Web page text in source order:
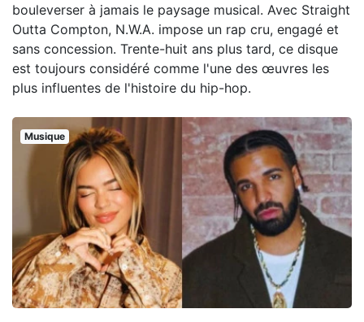
bouleverser à jamais le paysage musical. Avec Straight
Outta Compton, N.W.A. impose un rap cru, engagé et
sans concession. Trente-huit ans plus tard, ce disque
est toujours considéré comme l'une des œuvres les
plus influentes de l'histoire du hip-hop.
Musique